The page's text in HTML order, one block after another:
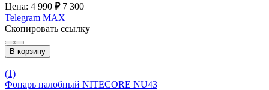
Цена: 4 990 ₽ 7 300
Telegram MAX
Скопировать ссылку
В корзину
(1)
Фонарь налобный NITECORE NU43